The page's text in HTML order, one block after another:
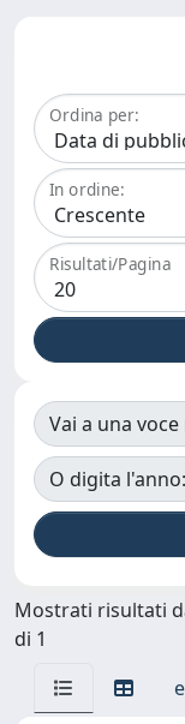
Ordina per:
In ordine:
Risultati/Pagina
Vai a una
O digita l'anno:
Mostrati risultati
di 1